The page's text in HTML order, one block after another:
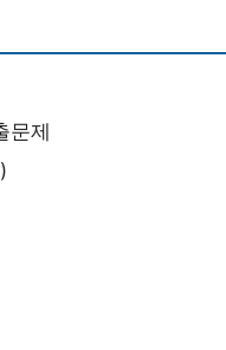
문제